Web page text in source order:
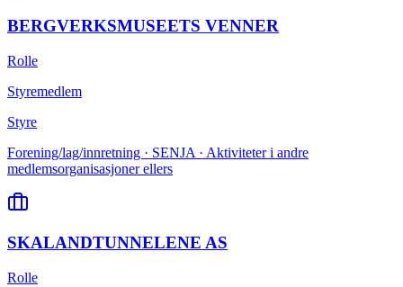
BERGVERKSMUSEETS VENNER
Rolle
Styremedlem
Styre
Forening/lag/innretning · SENJA · Aktiviteter i andre
medlemsorganisasjoner ellers
SKALANDTUNNELENE AS
Rolle